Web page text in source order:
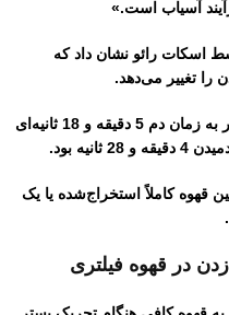
آسیاب است.»
اسکات رائو نشان داد که
را تغییر می‌دهد.
در آزمایش او، چرخش هفت‌ثانیه‌ای منجر به زمان دم 5 دقیقه و 18 ثانیه‌ای
بود.
تفاوت بین قهوه کاملاً استخراج‌شده یا یک
در قهوه فیلتری